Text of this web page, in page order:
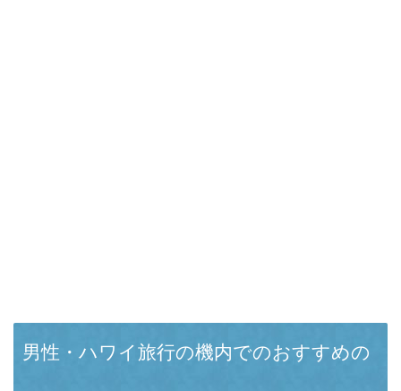
男性・ハワイ旅行の機内でのおすすめの